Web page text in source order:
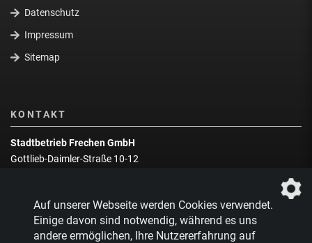
Datenschutz
Impressum
Sitemap
KONTAKT
Stadtbetrieb Frechen GmbH
Gottlieb-Daimler-Straße 10-12
Zentrale:02234 9217-0
Abfallberatung:02234 9217-17
Auf unserer Webseite werden Cookies verwendet.
Einige davon sind notwendig, während es uns
andere ermöglichen, Ihre Nutzererfahrung auf